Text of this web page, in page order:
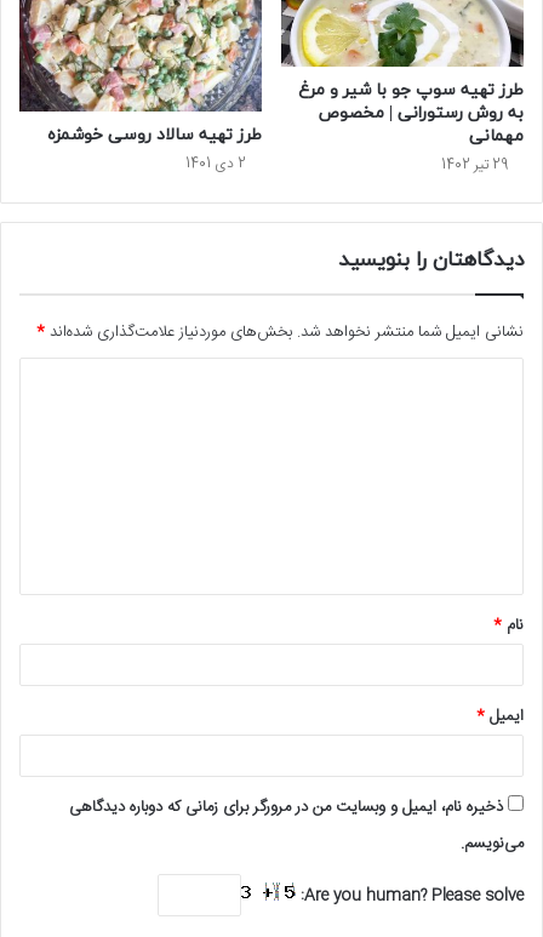
طرز تهیه سوپ جو با شیر و مرغ
به روش رستورانی | مخصوص
مهمانی
29 تیر 1402
طرز تهیه سالاد روسی خوشمزه
2 دی 1401
دیدگاهتان را بنویسید
نشانی ایمیل شما منتشر نخواهد شد. بخش‌های موردنیاز علامت‌گذاری شده‌اند*
*
نام *
ایمیل*
ذخیره نام، ایمیل و وبسایت من در مرورگر برای زمانی که دوباره دیدگاهی
می‌نویسم.
Are you human? Please solve: